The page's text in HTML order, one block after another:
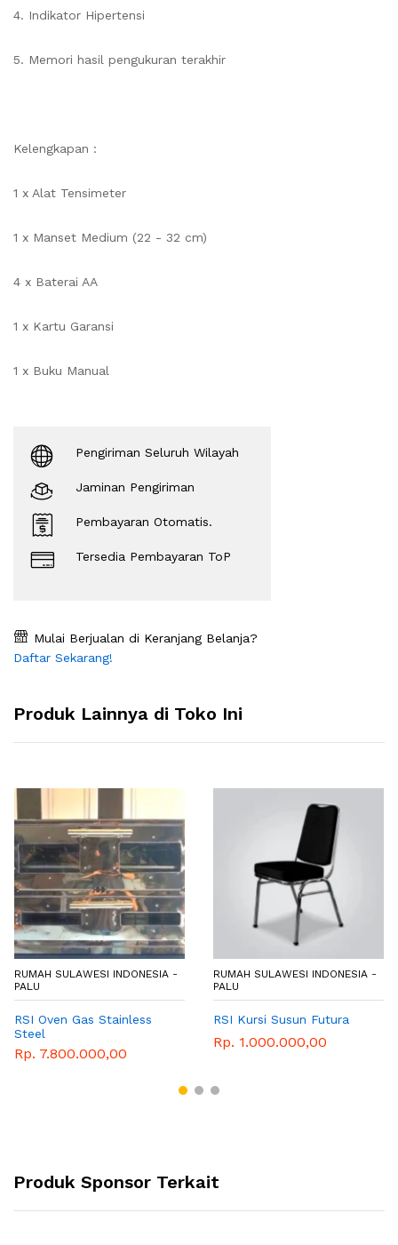
4. Indikator Hipertensi
5. Memori hasil pengukuran terakhir
Kelengkapan :
1 x Alat Tensimeter
1 x Manset Medium (22 - 32 cm)
4 x Baterai AA
1 x Kartu Garansi
1 x Buku Manual
Pengiriman Seluruh Wilayah
Jaminan Pengiriman
Pembayaran Otomatis.
Tersedia Pembayaran ToP
Mulai Berjualan di Keranjang Belanja?
Daftar Sekarang!
Produk Lainnya di Toko Ini
RUMAH SULAWESI INDONESIA -
PALU
RSI Oven Gas Stainless
Steel
Rp. 7.800.000,00
RUMAH SULAWESI INDONESIA -
PALU
RSI Kursi Susun Futura
Rp. 1.000.000,00
Produk Sponsor Terkait